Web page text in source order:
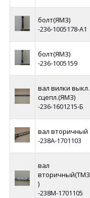
болт(ЯМЗ)
-236-1005178-А1
болт(ЯМЗ)
-236-1005159
вал вилки выкл.
сцепл.(ЯМЗ)
-236-1601215-Б
вал вторичный
-238А-1701103
вал
вторичный(ТМЗ
)
-238М-1701105